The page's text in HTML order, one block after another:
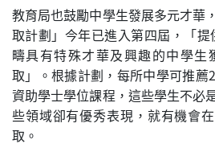
教育局也鼓勵中學生發展多元才華
取計劃」今年已進入第四屆，「
疇具有特殊才華及興趣的中學生
取」。根據計劃，每所中學可推薦
資助學士學位課程，這些學生不必
些領域卻有優秀表現，就有機會
取。